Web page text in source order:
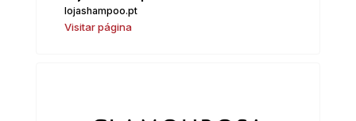
lojashampoo.pt
Visitar página